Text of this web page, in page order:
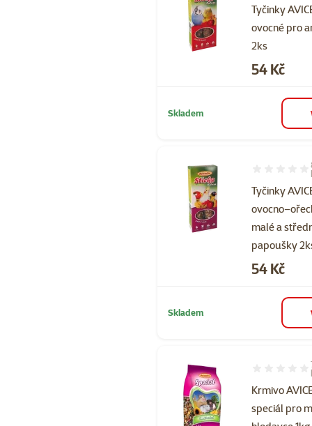
Tyčinky
ovocné pro
2ks
Cena
54 Kč
Skladem
Tyčinky
malé a
papoušky
Hodnocení
Cena
54 Kč
Skladem
Krmivo
speciál pro
Hodnocení